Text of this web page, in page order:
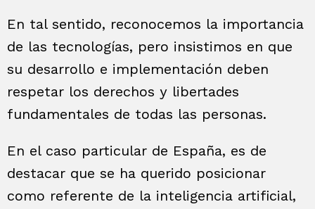
En tal sentido, reconocemos la importancia
de las tecnologías, pero insistimos en que
su desarrollo e implementación deben
respetar los derechos y libertades
fundamentales de todas las personas.
En el caso particular de España, es de
destacar que se ha querido posicionar
como referente de la inteligencia artificial,